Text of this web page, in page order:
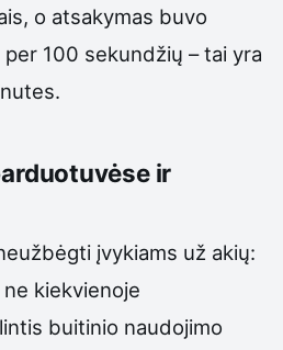
o atsakymas buvo
100 sekundžių – tai yra
ir
įvykiams už akių:
ne kiekvienoje
buitinio naudojimo